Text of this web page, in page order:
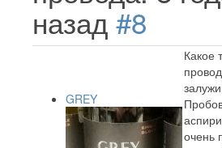
назад#8
GREY
Какое
очень